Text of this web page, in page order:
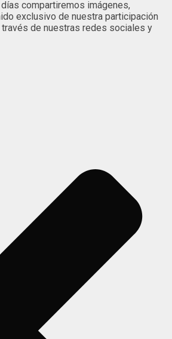
compartiremos imágenes,
exclusivo de nuestra participación
de nuestras redes sociales y